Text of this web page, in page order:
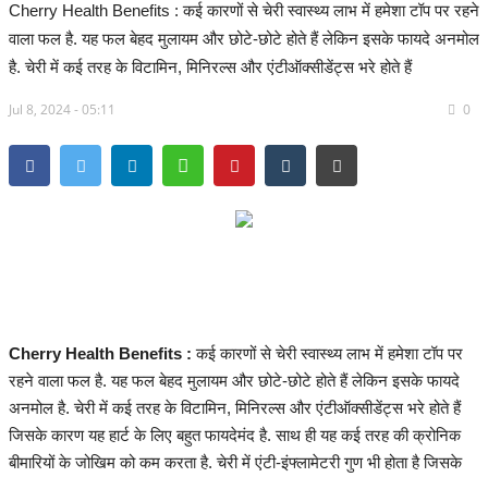
सरगुजा संभाग
बिलासपुर संभाग
दुर्ग संभाग
खेल
राज्य
व्यापार
Cherry Health Benefits : कई कारणों से चेरी स्वास्थ्य लाभ में हमेशा टॉप पर रहने
वाला फल है. यह फल बेहद मुलायम और छोटे-छोटे होते हैं लेकिन इसके फायदे अनमोल
है. चेरी में कई तरह के विटामिन, मिनिरल्स और एंटीऑक्सीडेंट्स भरे होते हैं
Jul 8, 2024 - 05:11 0
Cherry Health Benefits : कई कारणों से चेरी स्वास्थ्य लाभ में हमेशा टॉप पर
रहने वाला फल है. यह फल बेहद मुलायम और छोटे-छोटे होते हैं लेकिन इसके फायदे
अनमोल है. चेरी में कई तरह के विटामिन, मिनिरल्स और एंटीऑक्सीडेंट्स भरे होते हैं
जिसके कारण यह हार्ट के लिए बहुत फायदेमंद है. साथ ही यह कई तरह की क्रोनिक
बीमारियों के जोखिम को कम करता है. चेरी में एंटी-इंफ्लामेटरी गुण भी होता है जिसके